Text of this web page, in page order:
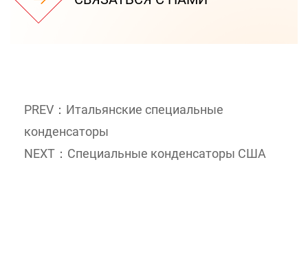
PREV：Итальянские специальные
конденсаторы
NEXT：Специальные конденсаторы США